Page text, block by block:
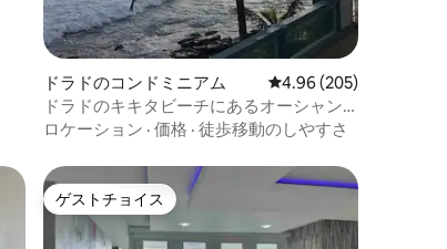
ドラドのコンドミニアム レビュー205件、5つ星
4.96 (205)
ドラドのキキタビーチにあるオーシャン
フロントの楽園
ロケーション · 価格 · 徒歩移動のしやすさ
ゲストチョイス
ゲストチョイス